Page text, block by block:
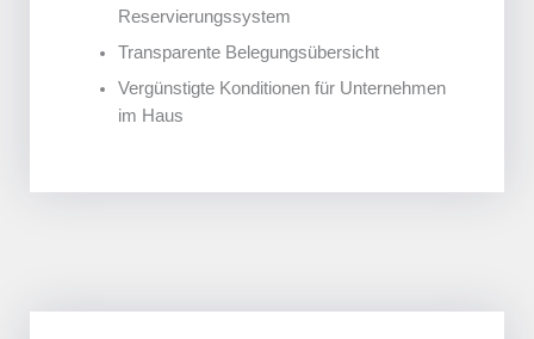
Reservierungssystem
Transparente Belegungsübersicht
Vergünstigte Konditionen für Unternehmen
im Haus